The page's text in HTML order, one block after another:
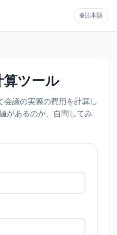
🌐日本語
算ツール
会議の実際の費用を計算し
があるのか​​、自問してみ